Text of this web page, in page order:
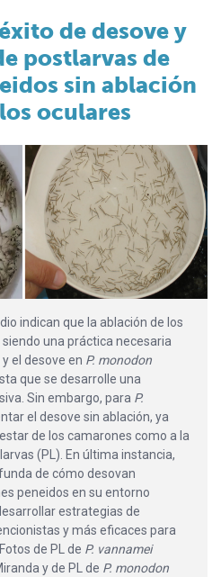
de desove y
postlarvas de
sin ablación
oculares
indican que la ablación de los
una práctica necesaria
el desove en P. monodon
que se desarrolle una
Sin embargo, para P.
el desove sin ablación, ya
de los camarones como a la
(PL). En última instancia,
de cómo desovan
peneidos en su entorno
estrategias de
y más eficaces para
de PL de P. vannamei
y de PL de P. monodon